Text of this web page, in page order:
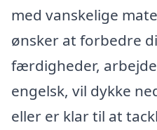
med vanskelige
ønsker at forbedre
færdigheder,
engelsk, vil dykke
eller er klar til at